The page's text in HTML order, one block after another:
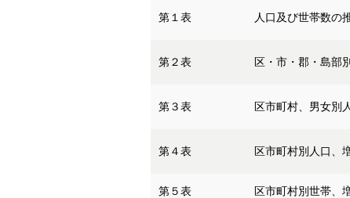
第１表 人口及び世帯数の
第２表 区・市・郡・島部
第３表 区市町村、男女別
第４表 区市町村別人口、
第５表 区市町村別世帯、